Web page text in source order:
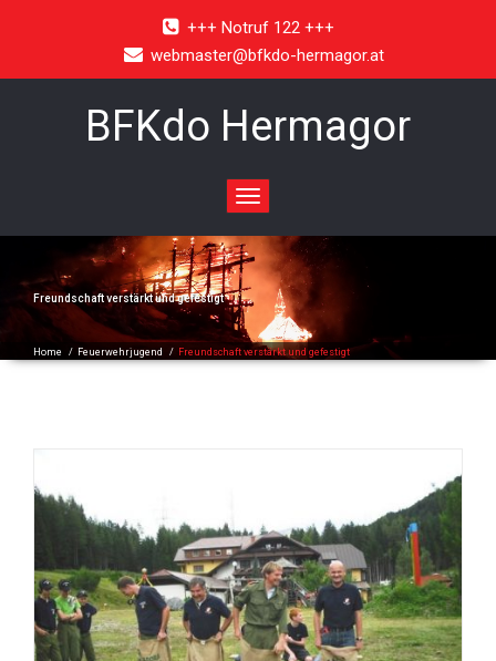
+++ Notruf 122 +++
webmaster@bfkdo-hermagor.at
BFKdo Hermagor
Toggle
navigation
Freundschaft verstärkt und gefestigt
Home / Feuerwehrjugend / Freundschaft verstärkt und gefestigt